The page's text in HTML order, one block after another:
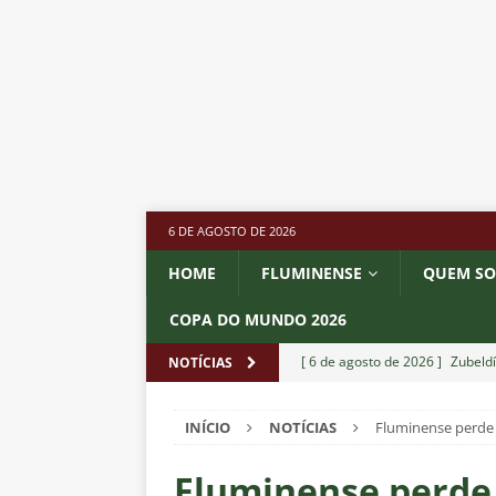
6 DE AGOSTO DE 2026
HOME FLUMINENSE QUEM
COPA DO MUNDO 2026
NOTÍCIAS [ 6 de agosto de 2026 ]
[ 6 de agosto de 2026 ] Notas
INÍCIO NOTÍCIAS Fluminense